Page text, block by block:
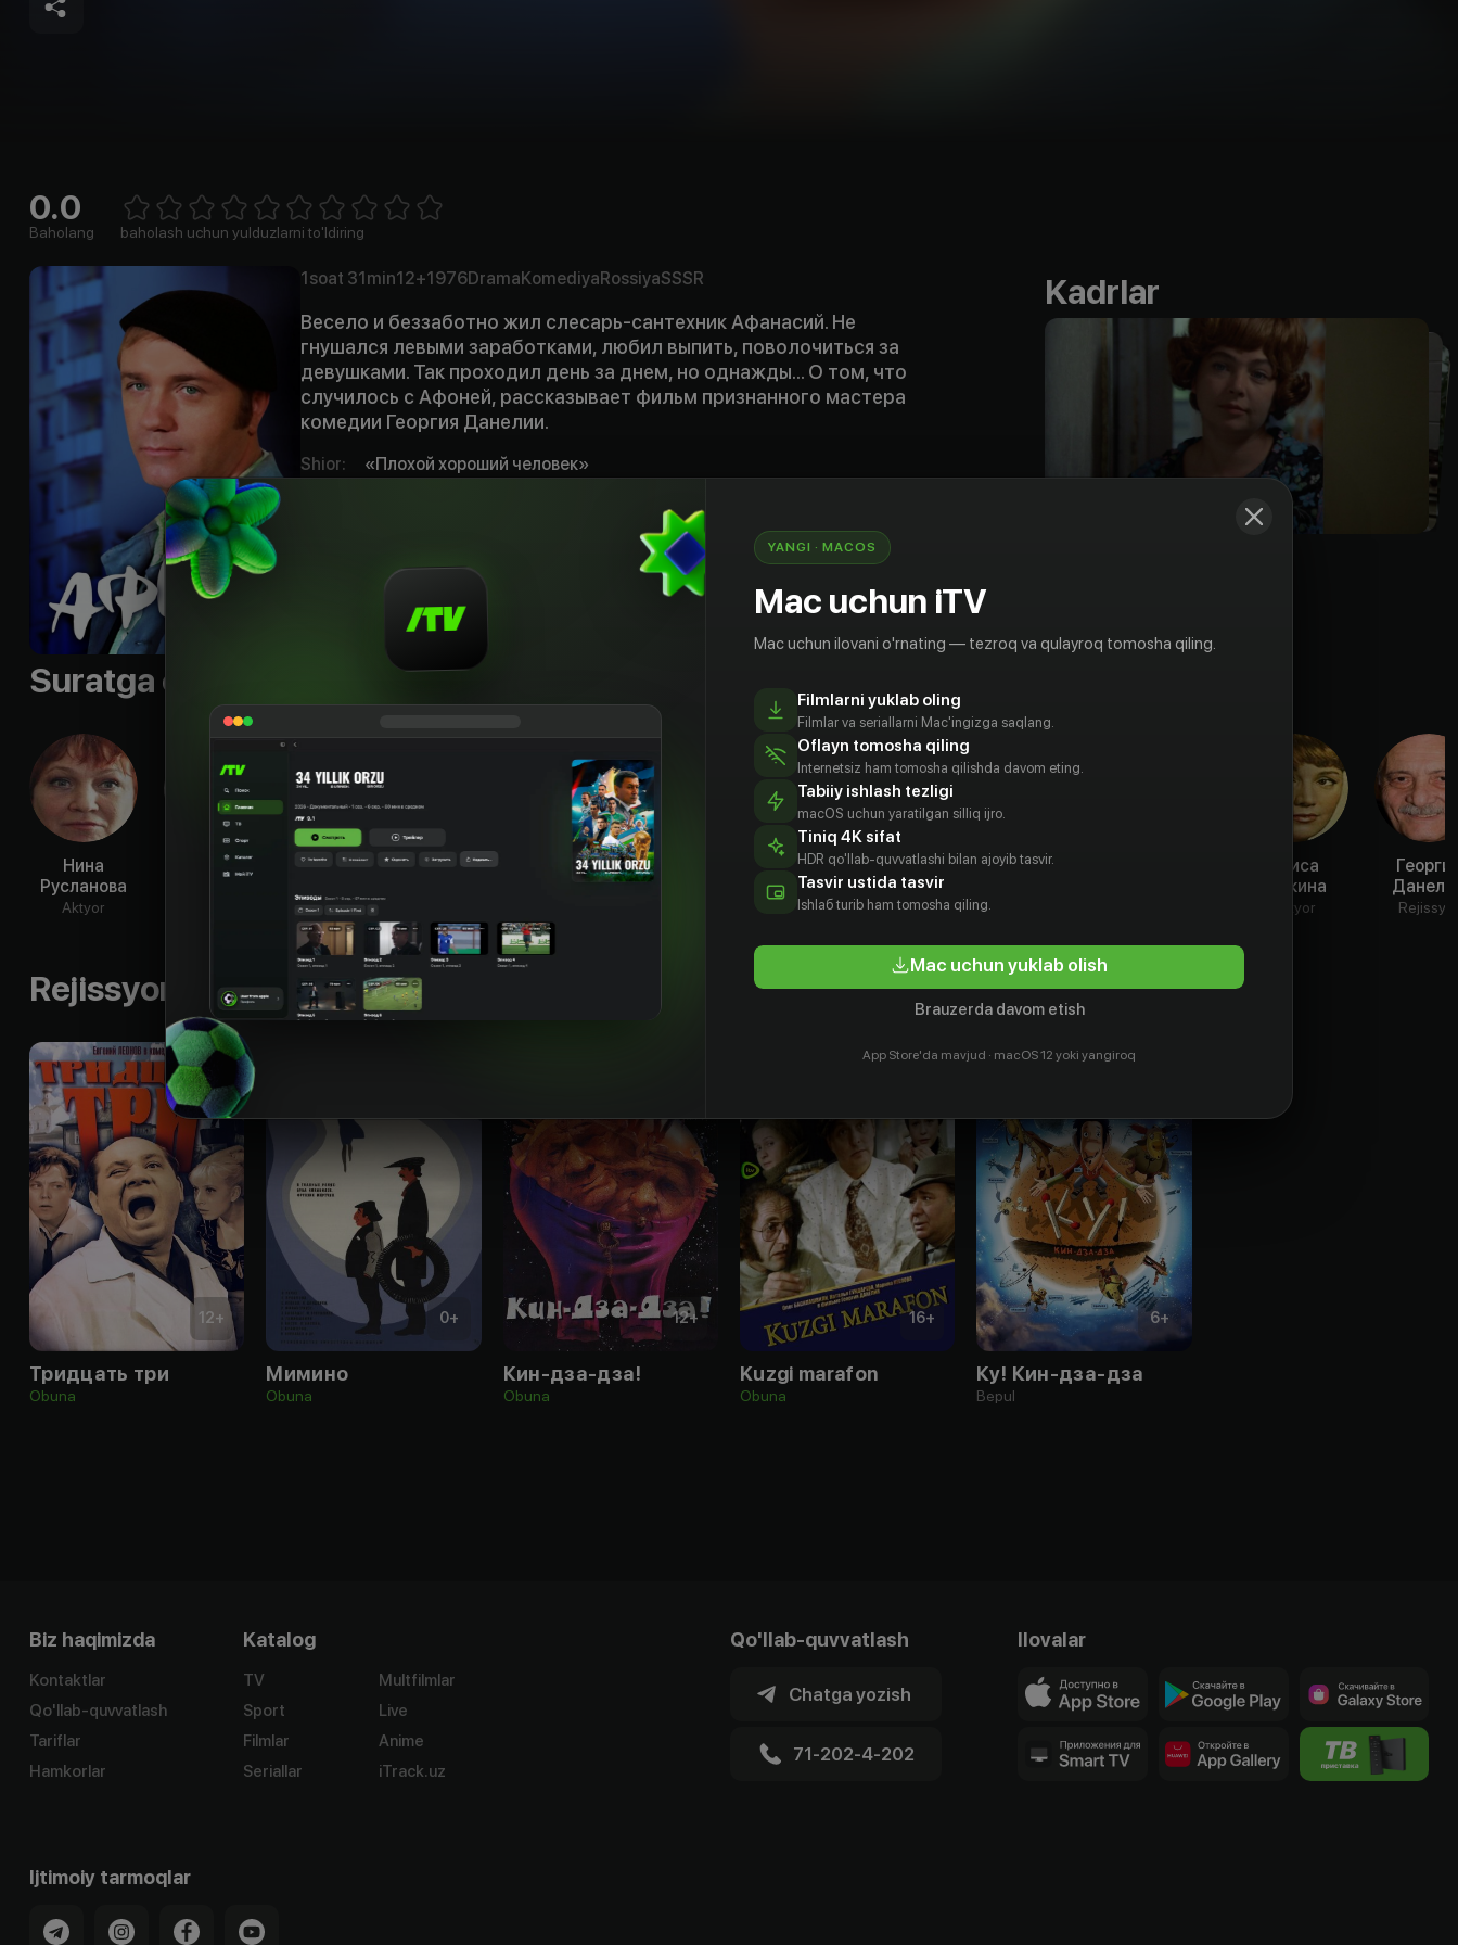
0.0
Baholang 1 Star2 Stars3 Stars4 Stars5 Stars6 Stars7 Stars8 Stars
baholash uchun yulduzlarni to'ldiring
1soat 31min12+1976DramaKomediyaRossiyaSSSR
Весело и беззаботно жил слесарь-сантехник Афанасий. Не
гнушался левыми заработками, любил выпить, поволочиться за
девушками. Так проходил день за днем, но однажды... О том, что
случилось с Афоней, рассказывает фильм признанного мастера
комедии Георгия Данелии.
Shior:
«Плохой хороший человек»
Kadrlar
Suratga olish guruhi
Нина
Русланова
Aktyor
Борислав
Валентина
Aktyor
Владимир
Готлиб
Ронинсон
Леонов
Евгения
Симонова
Aktyor
Леонид
Раиса
Куркина
Aktyor Rejissyor
Rejissyorning boshqa ishlari
12+
Тридцать три
Obuna
0+
Мимино
Obuna
12+
Кин-дза-дза!
Obuna
16+
Kuzgi marafon
Obuna
6+
Ку! Кин-дза-дза
Bepul
Biz haqimizda
Kontaktlar
Qo'llab-quvvatlash
Tariflar
Hamkorlar
Katalog
TV
Sport
Filmlar
Seriallar
Multfilmlar
Live
Anime
iTrack.uz
Qo'llab-quvvatlash
Chatga yozish
71-202-4-202
Ilovalar
Ijtimoiy tarmoqlar
YANGI · MACOS
Mac uchun iTV
Mac uchun ilovani o'rnating — tezroq va qulayroq tomosha qiling.
Filmlarni yuklab oling
Filmlar va seriallarni Mac'ingizga saqlang.
Oflayn tomosha qiling
Internetsiz ham tomosha qilishda davom eting.
Tabiiy ishlash tezligi
macOS uchun yaratilgan silliq ijro.
Tiniq 4K sifat
HDR qo'llab-quvvatlashi bilan ajoyib tasvir.
Tasvir ustida tasvir
Ishlаб turib ham tomosha qiling.
Mac uchun yuklab olish
Brauzerda davom etish
App Store'da mavjud · macOS 12 yoki yangiroq